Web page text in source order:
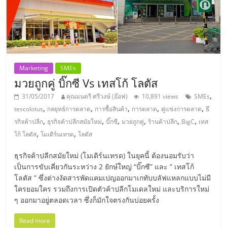
แฟ
รน
ไชส์,
รวม
แฟ
รน
ไชส์
ขาย
Marketing SMEs
มวยถูกคู่ บิ๊กซี Vs เทสโก้ โลตัส
31/05/2017 คุณมนตรี ศรีวงษ์ (อ๊อฟ) 10,891 views SMEs,
tescolotus, กลยุทธ์การตลาด, การซื้อสินค้า, การตลาด, คู่แข่งการตลาด,ธึ
รกิจค้าปลีก, ธุรกิจค้าปลีกสมัยใหม่,บิ๊กซี,มวยถูกคู่, ร้านค้าปลีก,ฺBigC, เทส
โก้ โลตัส,โมเดิร์นเทรด,โลตัส
ธุรกิจค้าปลีกสมัยใหม่ (โมเดิร์นเทรด) ในยุคนี้ ต้องนอมรับว่า
เป็นการขับเคี่ยวกันระหว่าง 2 ยักษ์ใหญ่ “บิ๊กซี” และ ” เทสโก้
โลตัส ” ซึ่งต่างงัดสารพัดแคมเปญออกมาเกทับบลัฟแหลกแบบไม่มี
ใครยอมใคร รวมถึงการเปิดตัวค้าปลีกโมเดลใหม่ และบริการใหม่
ๆ ออกมาอยู่ตลอดเวลา ซึ่งก็มักใจตรงกันบ่อยครั้ง
Read more